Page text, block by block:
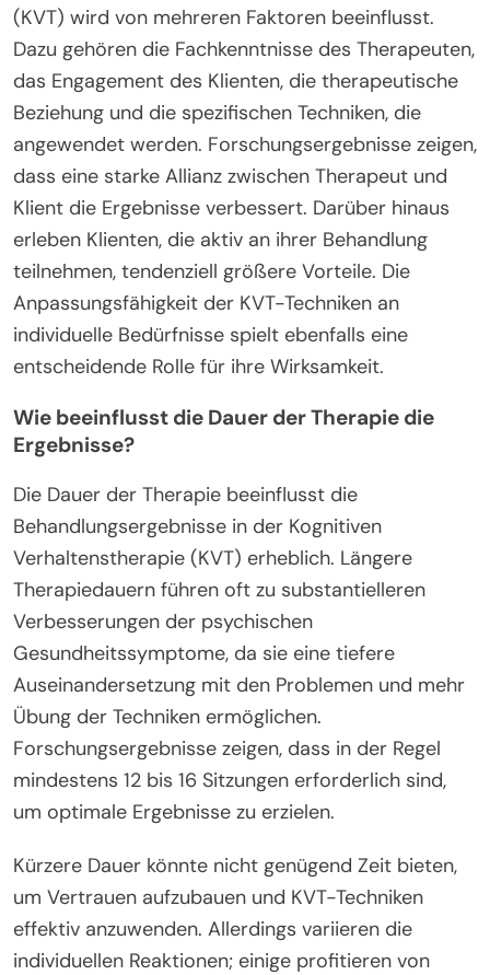
(KVT) wird von mehreren Faktoren beeinflusst.
Dazu gehören die Fachkenntnisse des Therapeuten,
das Engagement des Klienten, die therapeutische
Beziehung und die spezifischen Techniken, die
angewendet werden. Forschungsergebnisse zeigen,
dass eine starke Allianz zwischen Therapeut und
Klient die Ergebnisse verbessert. Darüber hinaus
erleben Klienten, die aktiv an ihrer Behandlung
teilnehmen, tendenziell größere Vorteile. Die
Anpassungsfähigkeit der KVT-Techniken an
individuelle Bedürfnisse spielt ebenfalls eine
entscheidende Rolle für ihre Wirksamkeit.
Wie beeinflusst die Dauer der Therapie die
Ergebnisse?
Die Dauer der Therapie beeinflusst die
Behandlungsergebnisse in der Kognitiven
Verhaltenstherapie (KVT) erheblich. Längere
Therapiedauern führen oft zu substantielleren
Verbesserungen der psychischen
Gesundheitssymptome, da sie eine tiefere
Auseinandersetzung mit den Problemen und mehr
Übung der Techniken ermöglichen.
Forschungsergebnisse zeigen, dass in der Regel
mindestens 12 bis 16 Sitzungen erforderlich sind,
um optimale Ergebnisse zu erzielen.
Kürzere Dauer könnte nicht genügend Zeit bieten,
um Vertrauen aufzubauen und KVT-Techniken
effektiv anzuwenden. Allerdings variieren die
individuellen Reaktionen; einige profitieren von